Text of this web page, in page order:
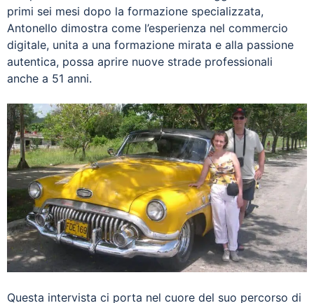
primi sei mesi dopo la formazione specializzata,
Antonello dimostra come l’esperienza nel commercio
digitale, unita a una formazione mirata e alla passione
autentica, possa aprire nuove strade professionali
anche a 51 anni.
Questa intervista ci porta nel cuore del suo percorso di